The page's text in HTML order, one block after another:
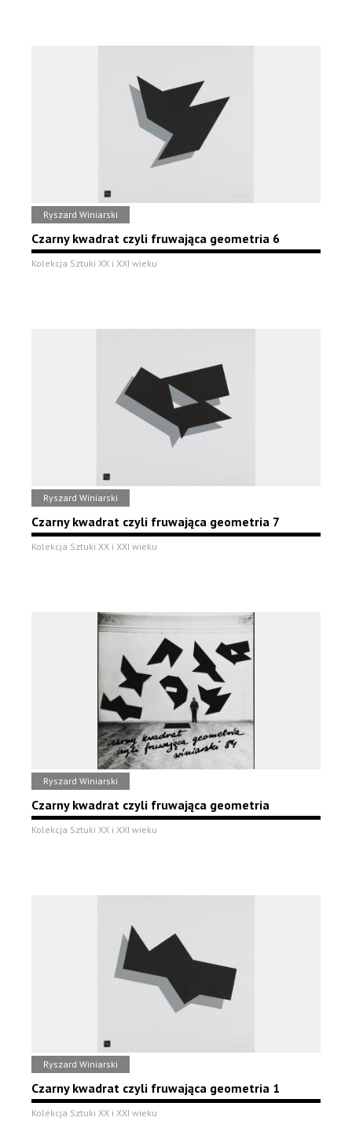
Ryszard Winiarski
Czarny kwadrat czyli fruwająca geometria 6
Kolekcja Sztuki XX i XXI wieku
Ryszard Winiarski
Czarny kwadrat czyli fruwająca geometria 7
Kolekcja Sztuki XX i XXI wieku
Ryszard Winiarski
Czarny kwadrat czyli fruwająca geometria
Kolekcja Sztuki XX i XXI wieku
Ryszard Winiarski
Czarny kwadrat czyli fruwająca geometria 1
Kolekcja Sztuki XX i XXI wieku